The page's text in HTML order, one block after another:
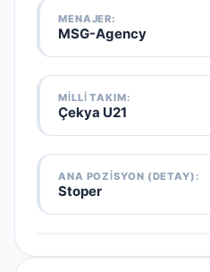
MENAJER:
MSG-Agency
MILLI TAKIM:
Çekya U21
ANA POZISYON (DETAY):
Stoper